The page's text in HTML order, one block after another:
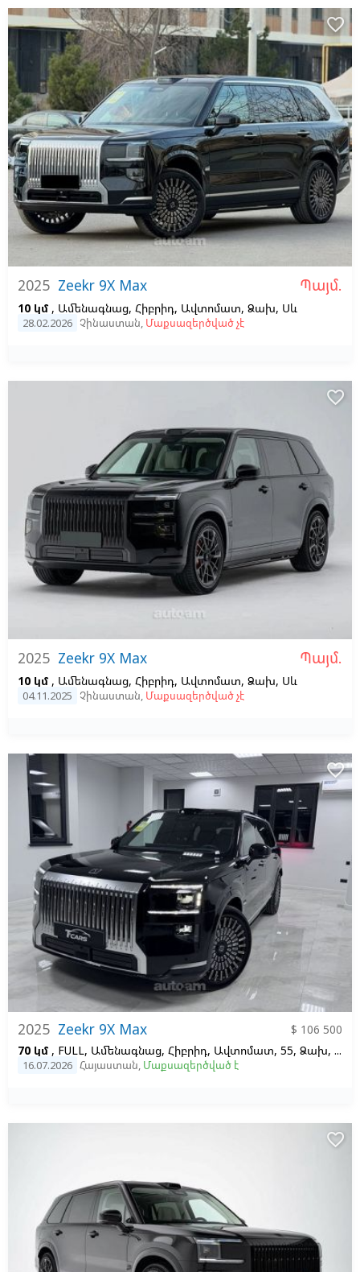
2025 Zeekr 9X Max Պայմ.
10 կմ , Ամենագնաց, Հիբրիդ, Ավտոմատ, Ձախ, Սև
28.02.2026 Չինաստան, Մաքսազերծված չէ
favorite_border
2025 Zeekr 9X Max Պայմ.
10 կմ , Ամենագնաց, Հիբրիդ, Ավտոմատ, Ձախ, Սև
04.11.2025 Չինաստան, Մաքսազերծված չէ
favorite_border
2025 Zeekr 9X Max
$ 106 500
70 կմ , FULL, Ամենագնաց, Հիբրիդ, Ավտոմատ, 55, Ձախ, Սև
16.07.2026 Հայաստան, Մաքսազերծված է
favorite_border
favorite_border